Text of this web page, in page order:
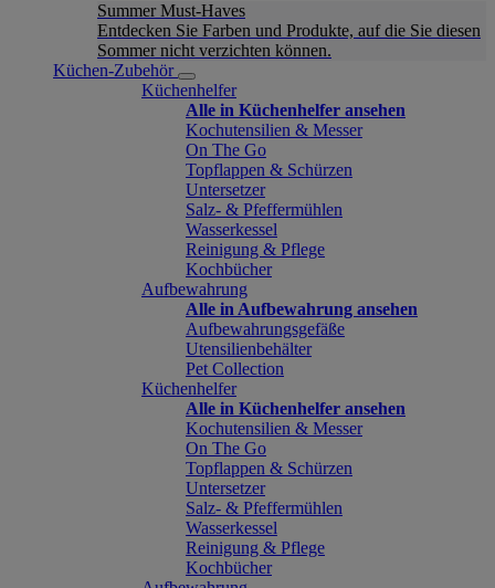
Summer Must-Haves
Entdecken Sie Farben und Produkte, auf die Sie diesen
Sommer nicht verzichten können.
Küchen-Zubehör
Küchenhelfer
Alle in Küchenhelfer ansehen
Kochutensilien & Messer
On The Go
Topflappen & Schürzen
Untersetzer
Salz- & Pfeffermühlen
Wasserkessel
Reinigung & Pflege
Kochbücher
Aufbewahrung
Alle in Aufbewahrung ansehen
Aufbewahrungsgefäße
Utensilienbehälter
Pet Collection
Küchenhelfer
Alle in Küchenhelfer ansehen
Kochutensilien & Messer
On The Go
Topflappen & Schürzen
Untersetzer
Salz- & Pfeffermühlen
Wasserkessel
Reinigung & Pflege
Kochbücher